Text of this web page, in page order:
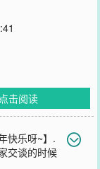
点击阅读
快乐呀~】.
交谈的时候